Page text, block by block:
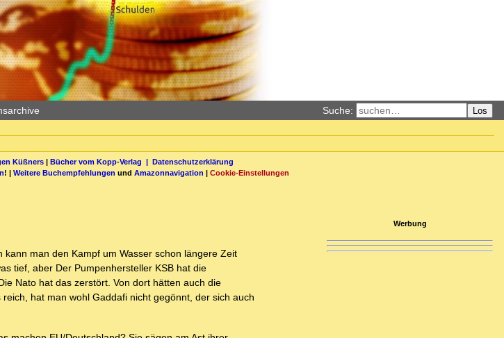
Suche: Los
Küßners| Bücher vom Kopp-Verlag | Datenschutzerklärung
! | Weitere Buchempfehlungen und Amazonnavigation | Cookie-Einstellungen
man den Kampf um Wasser schon längere Zeit
tief, aber Der Pumpenhersteller KSB hat die
Nato hat das zerstört. Von dort hätten auch die
hat man wohl Gaddafi nicht gegönnt, der sich auch
Werbung